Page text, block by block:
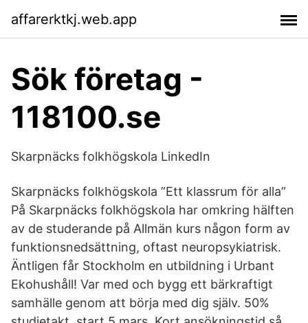
affarerktkj.web.app
Sök företag -
118100.se
Skarpnäcks folkhögskola LinkedIn
Skarpnäcks folkhögskola ”Ett klassrum för alla”
På Skarpnäcks folkhögskola har omkring hälften
av de studerande på Allmän kurs någon form av
funktionsnedsättning, oftast neuropsykiatrisk.
Äntligen får Stockholm en utbildning i Urbant
Ekohushåll! Var med och bygg ett bärkraftigt
samhälle genom att börja med dig själv. 50%